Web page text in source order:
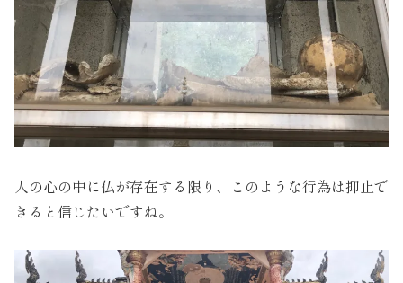
人の心の中に仏が存在する限り、このような行為は抑止で
きると信じたいですね。